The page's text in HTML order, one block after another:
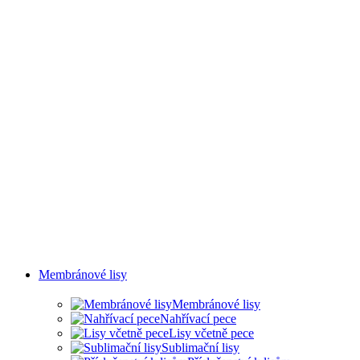
Membránové lisy
Membránové lisy
Nahřívací pece
Lisy včetně pece
Sublimační lisy